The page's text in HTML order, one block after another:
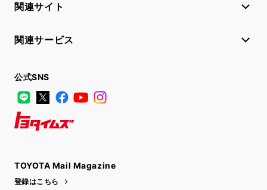
関連サイト
関連サービス
公式SNS
LINE
X FacebookYouTube
TOYOTA Mail Magazine
登録はこちら